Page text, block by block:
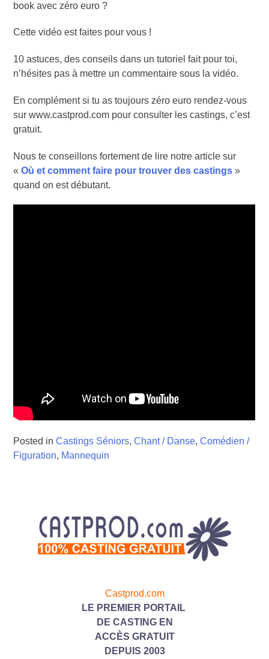
book avec zéro euro ?
Cette vidéo est faites pour vous !
10 astuces, des conseils dans un tutoriel fait pour toi,
n’hésites pas à mettre un commentaire sous la vidéo.
En complément si tu as toujours zéro euro rendez-vous
sur www.castprod.com pour consulter les castings, c’est
gratuit.
Nous te conseillons fortement de lire notre article sur
«Où et comment faire pour trouver des castings »
quand on est débutant.
Posted inCastings Séniors,Chant / Danse,Comédien /
Figuration, Mannequin
Castprod.com
LE PREMIER PORTAIL
DE CASTING EN
ACC ÈS GRATUIT
DEPUIS 2003